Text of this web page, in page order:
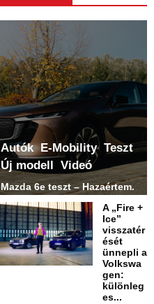
Autók E-Mobility Teszt
Új modell Videó
Mazda 6e teszt – Hazaértem.
A „Fire +
Ice”
visszatér
ését
ünnepli a
Volkswa
gen:
különleg
es...